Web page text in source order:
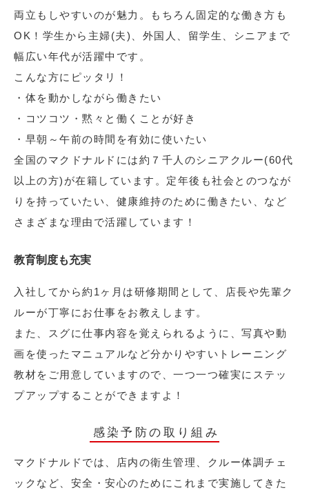
両立もしやすいのが魅力。もちろん固定的な働き方も
OK！学生から主婦(夫)、外国人、留学生、シニアまで
幅広い年代が活躍中です。
こんな方にピッタリ！
・体を動かしながら働きたい
・コツコツ・黙々と働くことが好き
・早朝～午前の時間を有効に使いたい
全国のマクドナルドには約７千人のシニアクルー(60代
以上の方)が在籍しています。定年後も社会とのつなが
りを持っていたい、健康維持のために働きたい、など
さまざまな理由で活躍しています！
教育制度も充実
入社してから約1ヶ月は研修期間として、店長や先輩ク
ルーが丁寧にお仕事をお教えします。
また、スグに仕事内容を覚えられるように、写真や動
画を使ったマニュアルなど分かりやすいトレーニング
教材をご用意していますので、一つ一つ確実にステッ
プアップすることができますよ！
感染予防の取り組み
マクドナルドでは、店内の衛生管理、クルー体調チェ
ックなど、安全・安心のためにこれまで実施してきた